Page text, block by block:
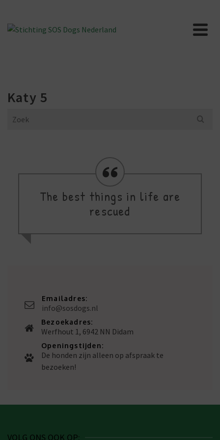
Katy 5
Search
The best things in life are
rescued
Emailadres:
info@sosdogs.nl
Bezoekadres:
Werfhout 1, 6942 NN Didam
Openingstijden:
De honden zijn alleen op afspraak te
bezoeken!
VOLG ONS OOK OP: